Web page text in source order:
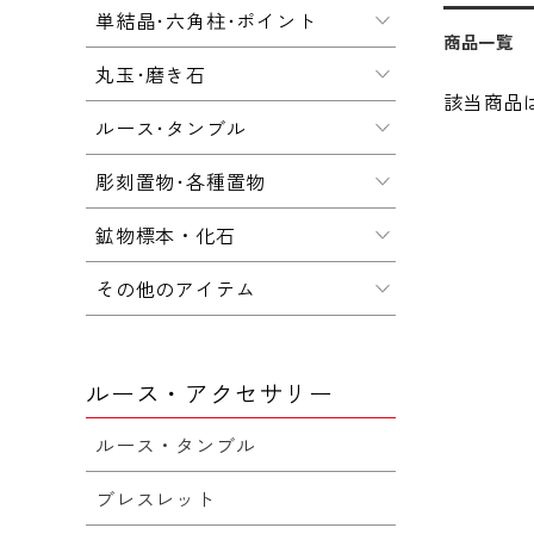
商品一覧
該当商品
単結晶･六角柱･ポイント
丸玉･磨き石
ルース･タンブル
彫刻置物･各種置物
鉱物標本・化石
その他のアイテム
ルース・アクセサリー
ルース・タンブル
ブレスレット